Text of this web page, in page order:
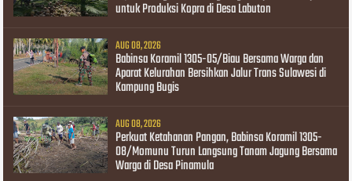
untuk Produksi Kopra di Desa Labuton
AUG 08, 2026
Babinsa Koramil 1305-05/Biau Bersama Warga dan
Aparat Kelurahan Bersihkan Jalur Trans Sulawesi di
Kampung Bugis
AUG 08, 2026
Perkuat Ketahanan Pangan, Babinsa Koramil 1305-
08/Momunu Turun Langsung Tanam Jagung Bersama
Warga di Desa Pinamula